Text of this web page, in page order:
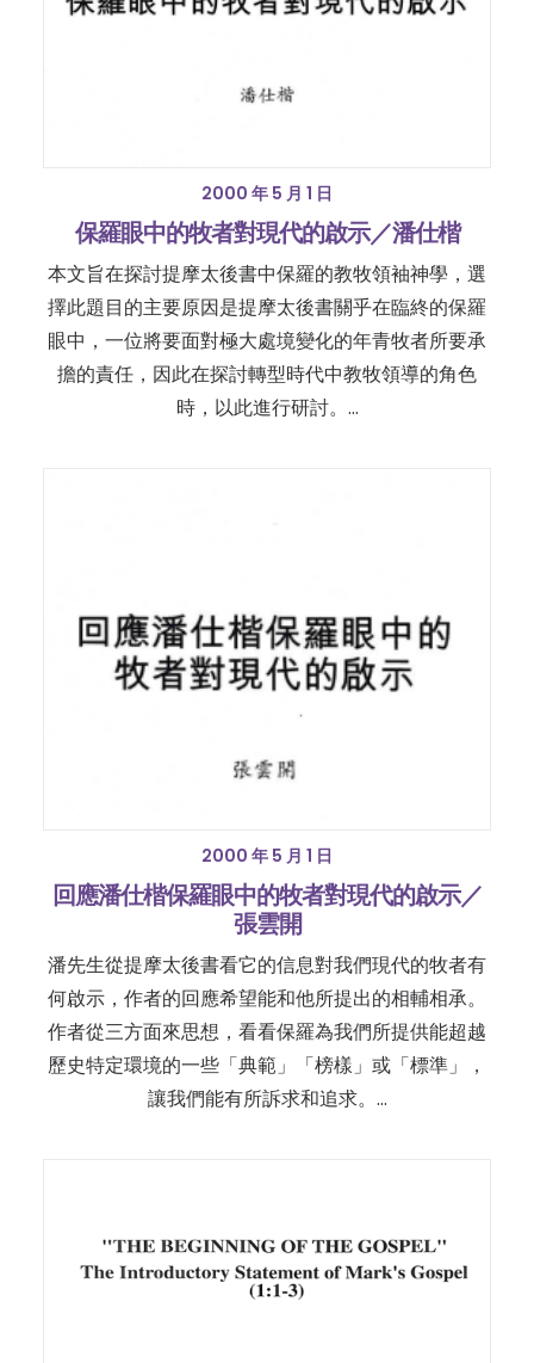
2000 年 5 月 1 日
保羅眼中的牧者對現代的啟示／潘仕楷
本文旨在探討提摩太後書中保羅的教牧領袖神學，選
擇此題目的主要原因是提摩太後書關乎在臨終的保羅
眼中，一位將要面對極大處境變化的年青牧者所要承
擔的責任，因此在探討轉型時代中教牧領導的角色
時，以此進行研討。…
2000 年 5 月 1 日
回應潘仕楷保羅眼中的牧者對現代的啟示／
張雲開
潘先生從提摩太後書看它的信息對我們現代的牧者有
何啟示，作者的回應希望能和他所提出的相輔相承。
作者從三方面來思想，看看保羅為我們所提供能超越
歷史特定環境的一些「典範」「榜樣」或「標準」，
讓我們能有所訴求和追求。…